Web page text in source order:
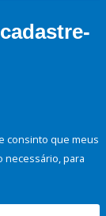
consinto que meus
necessário, para